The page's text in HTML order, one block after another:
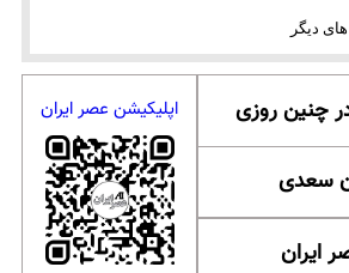
دیگر
سعدی
ایران
اپلیکیشن عصر ایران